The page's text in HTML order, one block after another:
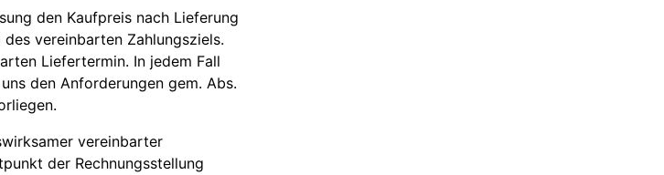
den Kaufpreis nach Lieferung
vereinbarten Zahlungsziels.
Liefertermin. In jedem Fall
den Anforderungen gem. Abs.
vereinbarter
der Rechnungsstellung